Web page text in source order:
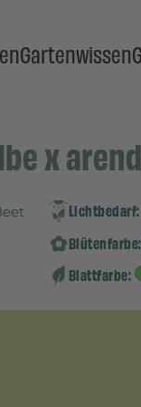
Gartenwissen
x
Lichtbedarf:
Blütenfarbe:
Blattfarbe: